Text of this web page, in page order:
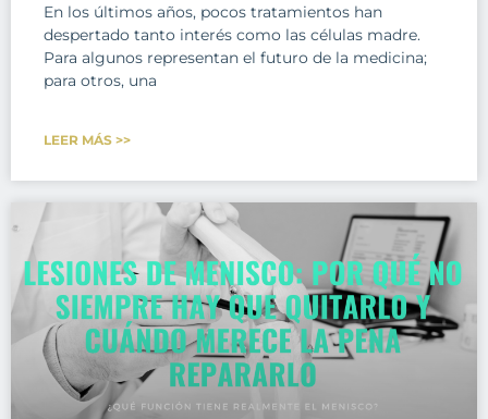
En los últimos años, pocos tratamientos han
despertado tanto interés como las células madre.
Para algunos representan el futuro de la medicina;
para otros, una
LEER MÁS >>